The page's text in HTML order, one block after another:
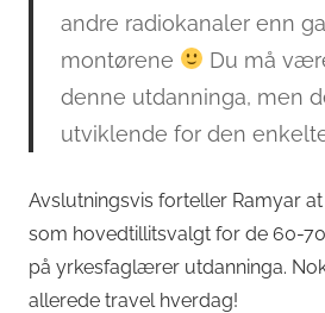
andre radiokanaler enn
montørene
Du må
denne utdanninga, men
utviklende for den
Avslutningsvis forteller Ramyar
som hovedtillitsvalgt for de 60-
på yrkesfaglærer utdanninga.
allerede travel hverdag!